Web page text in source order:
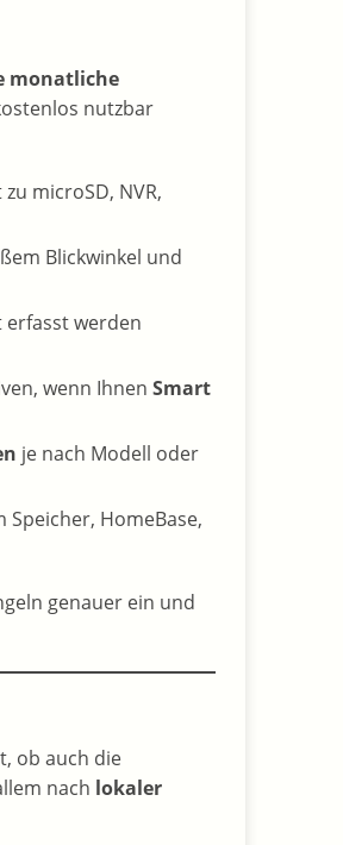
monatliche
nutzbar
microSD, NVR,
Blickwinkel und
erfasst werden
wenn Ihnen Smart
je nach Modell oder
HomeBase,
genauer ein und
ob auch die
nach lokaler